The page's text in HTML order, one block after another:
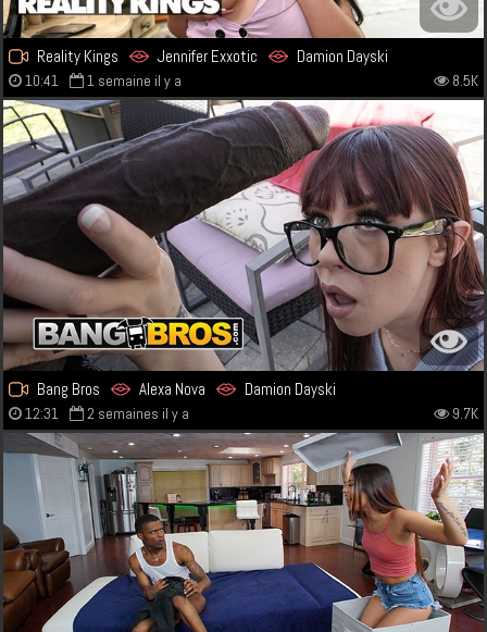
Reality Kings Jennifer Exxotic Damion Dayski
10:41 1 semaine il y a 8.5K
Bang Bros Alexa Nova Damion Dayski
12:31 2 semaines il y a 9.7K